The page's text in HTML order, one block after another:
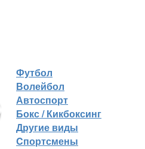
Футбол
Волейбол
Автоспорт
Бокс / Кикбоксинг
Другие виды
Cпортсмены